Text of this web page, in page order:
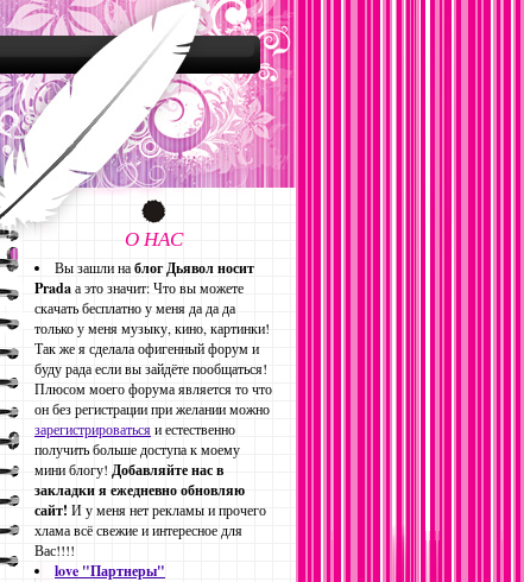
О НАС
Вы зашли наблог Дьявол носит
Pradaа это значит: Что вы можете
скачать бесплатно у меня да да да
только у меня музыку, кино, картинки!
Так же я сделала офигенный форум и
буду рада если вы зайдёте пообщаться!
Плюсом моего форума является то что
он без регистрации при желании можно
зарегистрироватьсяи естественно
получить больше доступа к моему
мини блогу! Добавляйте нас в
закладки я ежедневно обновляю
сайт! И у меня нет рекламы и прочего
хлама всё свежие и интересное для
Вас!!!!
love "Партнеры"